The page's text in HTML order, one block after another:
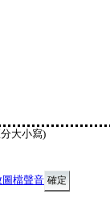
大小寫)
圖檔聲音